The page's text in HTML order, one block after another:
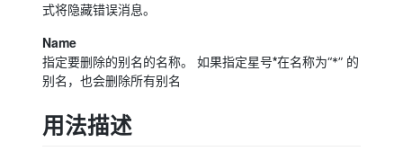
式将隐藏错误消息。
Name
指定要删除的别名的名称。 如果指定星号*在名称为“*” 的
别名，也会删除所有别名
用法描述